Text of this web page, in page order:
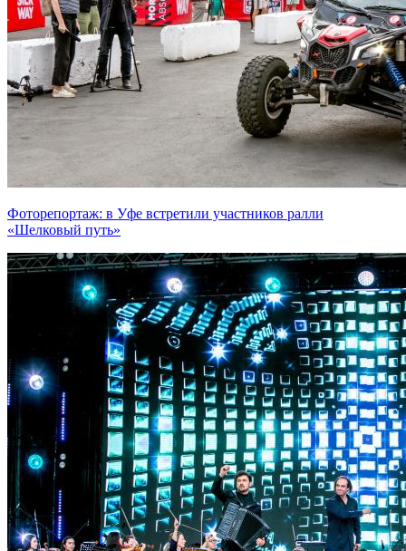
Фоторепортаж: в Уфе встретили участников ралли
«Шелковый путь»